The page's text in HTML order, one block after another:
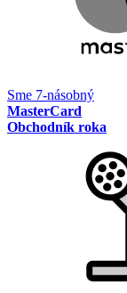
Sme 7-násobný
MasterCard
Obchodník roka